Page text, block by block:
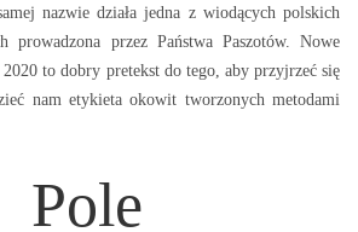
nazwie działa jedna z wiodących polskich
prowadzona przez Państwa Paszotów. Nowe
to dobry pretekst do tego, aby przyjrzeć się
nam etykieta okowit tworzonych metodami
Pole